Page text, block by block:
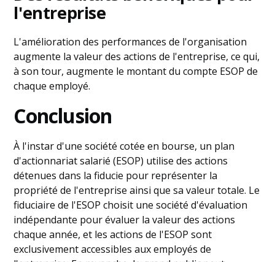
l'entreprise
L'amélioration des performances de l'organisation
augmente la valeur des actions de l'entreprise, ce qui,
à son tour, augmente le montant du compte ESOP de
chaque employé.
Conclusion
À l'instar d'une société cotée en bourse, un plan
d'actionnariat salarié (ESOP) utilise des actions
détenues dans la fiducie pour représenter la
propriété de l'entreprise ainsi que sa valeur totale. Le
fiduciaire de l'ESOP choisit une société d'évaluation
indépendante pour évaluer la valeur des actions
chaque année, et les actions de l'ESOP sont
exclusivement accessibles aux employés de